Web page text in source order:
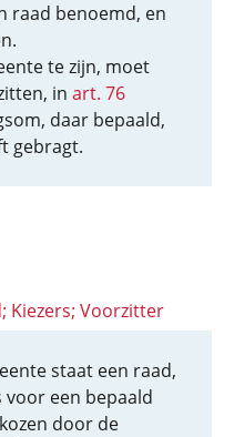
raad benoemd, en
te zijn, moet
in art. 76
daar bepaald,
gebragt.
Kiezers; Voorzitter
staat een raad,
een bepaald
door de